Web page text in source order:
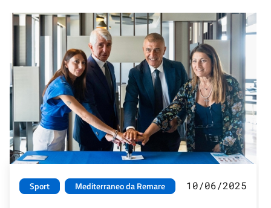
Sport Mediterraneo da Remare 10/06/2025